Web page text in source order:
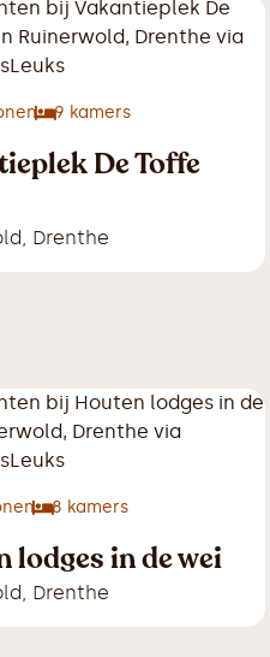
9 kamers
De Toffe
, Drenthe
8 kamers
lodges in de wei
, Drenthe